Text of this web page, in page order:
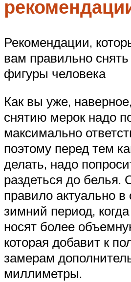
Рекомендации,
вам правильно
фигуры человека
Как вы уже,
снятию мерок надо
максимально
поэтому перед тем
делать, надо
раздеться до белья.
правило актуально в
зимний период,
носят более
которая добавит к
замерам
миллиметры.